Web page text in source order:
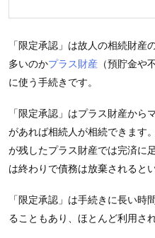
「限定承認」は故人の相続財
多いのかプラス財産 （預貯金や
に使う手続きです。
「限定承認」はプラス財産から
があれば相続人が相続できます
が残したプラス財産では完済に
は終わりで債務は放棄されると
「限定承認」は手続きに長い
ることもあり、ほとんど利用さ